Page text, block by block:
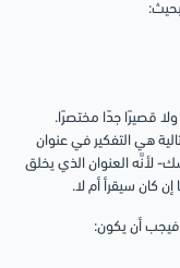
قصيرًا جدًا مختصرًا.
هي التفكير في عنوان
لأنَّه العنوان الذي يخلق
كان سيقرأ أم لا.
فيجب أن يكون: